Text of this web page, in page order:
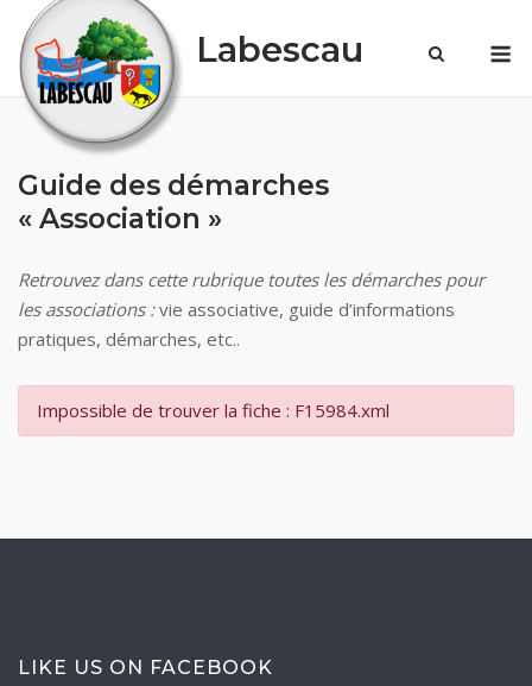
content
Labescau
Guide des démarches
« Association »
Retrouvez dans cette rubrique toutes les démarches pour
les associations :vie associative, guide d’informations
pratiques, démarches, etc..
Impossible de trouver la fiche : F15984.xml
LIKE US ON FACEBOOK